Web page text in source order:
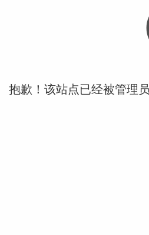
抱歉！该站点已经被管理